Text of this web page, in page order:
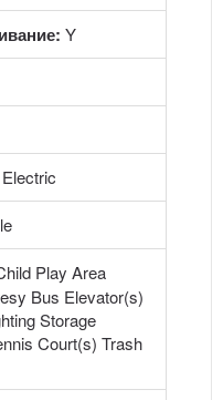
Y
Play Area
Bus Elevator(s)
Storage
Court(s) Trash